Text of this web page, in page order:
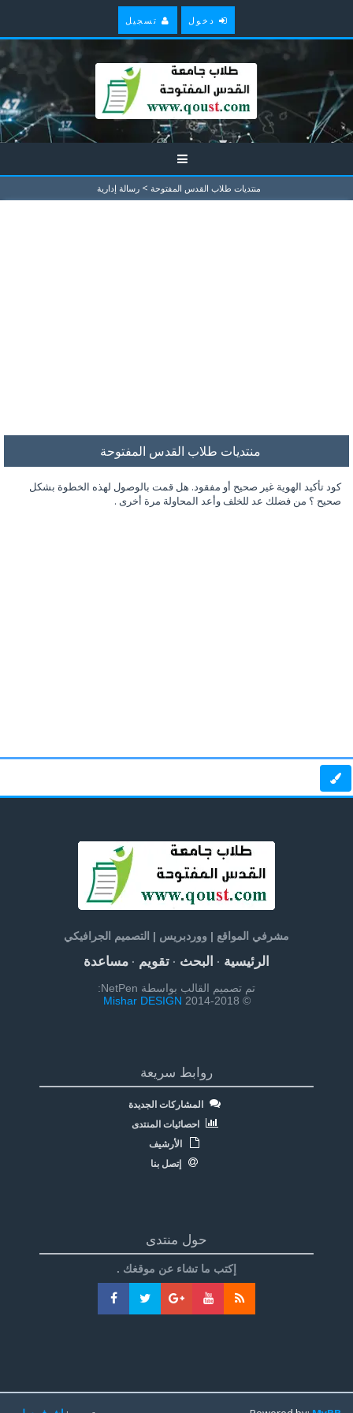
دخول تسجيل
منتديات طلاب القدس المفتوحة > رسالة إدارية
منتديات طلاب القدس المفتوحة
كود تأكيد الهوية غير صحيح أو مفقود. هل قمت بالوصول لهذه الخطوة بشكل
صحيح ؟ من فضلك عد للخلف وأعد المحاولة مرة أخرى .
مشرفي المواقع | ووردبريس | التصميم الجرافيكي
الرئيسية· البحث· تقويم· مساعدة
تم تصميم القالب بواسطة NetPen:
© 2014-2018
Mishar DESIGN
روابط سريعة
المشاركات الجديدة
احصائيات المنتدى
الأرشيف
إتصل بنا
حول منتدى
إكتب ما تشاء عن موقغك .